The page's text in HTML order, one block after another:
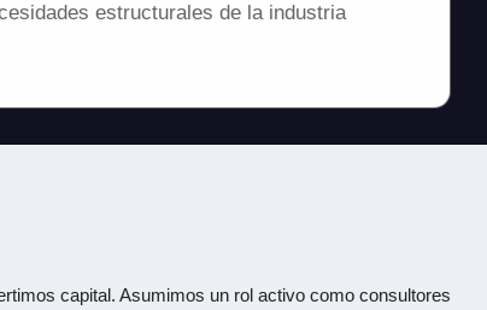
estructurales de la industria
capital. Asumimos un rol activo como consultores